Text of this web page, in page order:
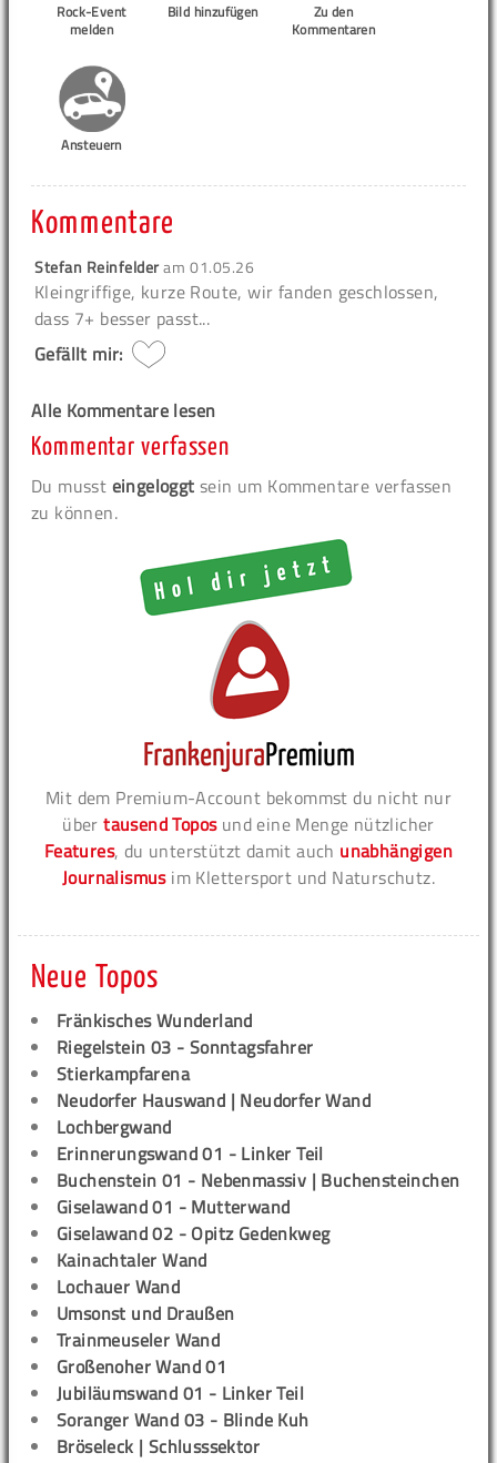
Rock-Event
melden
Bild hinzufügen
Zu den
Kommentaren
Ansteuern
Kommentare
Stefan Reinfelderam01.05.26
Kleingriffige, kurze Route, wir fanden geschlossen,
dass 7+ besser passt...
Gefällt mir:
Alle Kommentare lesen
Kommentar verfassen
Du musst eingeloggt sein um Kommentare verfassen
zu können.
Mit dem Premium-Account bekommst du nicht nur
übertausend Toposund eine Menge nützlicher
Features, du unterstützt damit auch unabhängigen
Journalismusim Klettersport und Naturschutz.
Neue Topos
Fränkisches Wunderland
Riegelstein 03 - Sonntagsfahrer
Stierkampfarena
Neudorfer Hauswand | Neudorfer Wand
Lochbergwand
Erinnerungswand 01 - Linker Teil
Buchenstein 01 - Nebenmassiv | Buchensteinchen
Giselawand 01 - Mutterwand
Giselawand 02 - Opitz Gedenkweg
Kainachtaler Wand
Lochauer Wand
Umsonst und Draußen
Trainmeuseler Wand
Großenoher Wand 01
Jubiläumswand 01 - Linker Teil
Soranger Wand 03 - Blinde Kuh
Bröseleck | Schlusssektor